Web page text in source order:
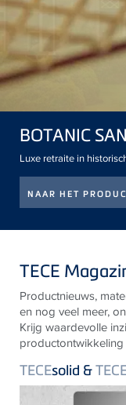
BOTANIC
Luxe retraite in
NAAR HET
TECE
Productnieuws,
en nog veel meer,
Krijg waardevolle
TECEsolid &